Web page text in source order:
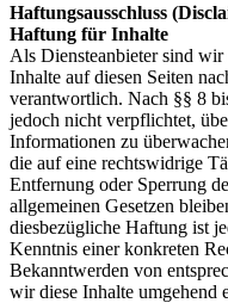
Haftungsausschluss
Haftung für Inhalte
Als Diensteanbieter sind
Inhalte auf diesen Seiten
verantwortlich. Nach §§ 8
jedoch nicht verpflichtet,
Informationen zu
die auf eine rechtswidrige
Entfernung oder Sperrung
allgemeinen Gesetzen
diesbezügliche Haftung ist
Kenntnis einer konkreten
Bekanntwerden von
wir diese Inhalte umgehend